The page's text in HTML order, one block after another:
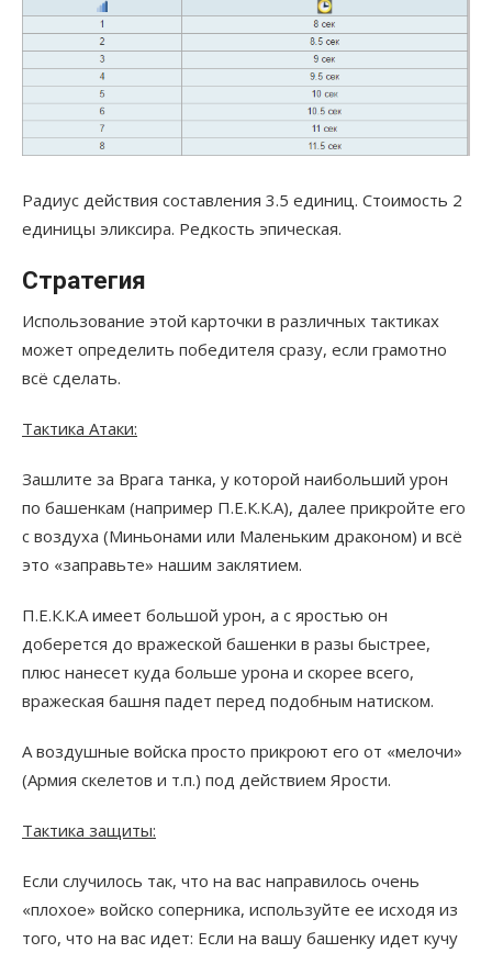
Радиус действия составления 3.5 единиц. Стоимость 2
единицы эликсира. Редкость эпическая.
Стратегия
Использование этой карточки в различных тактиках
может определить победителя сразу, если грамотно
всё сделать.
Тактика Атаки:
Зашлите за Врага танка, у которой наибольший урон
по башенкам (например П.Е.К.К.А), далее прикройте его
с воздуха (Миньонами или Маленьким драконом) и всё
это «заправьте» нашим заклятием.
П.Е.К.К.А имеет большой урон, а с яростью он
доберется до вражеской башенки в разы быстрее,
плюс нанесет куда больше урона и скорее всего,
вражеская башня падет перед подобным натиском.
А воздушные войска просто прикроют его от «мелочи»
(Армия скелетов и т.п.) под действием Ярости.
Тактика защиты:
Если случилось так, что на вас направилось очень
«плохое» войско соперника, используйте ее исходя из
того, что на вас идет: Если на вашу башенку идет кучу